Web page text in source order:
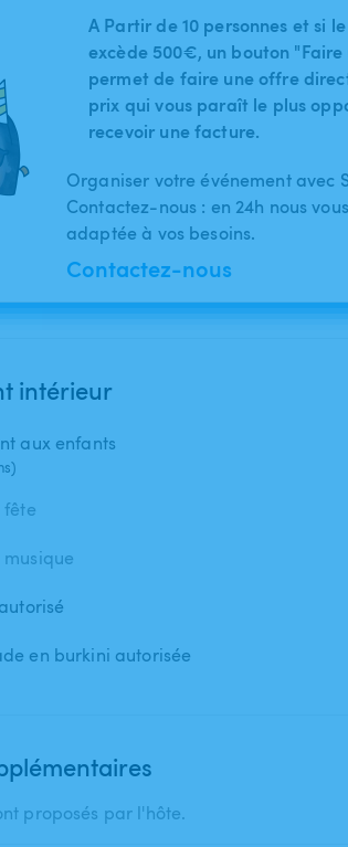
A Partir de 10 personnes et si
excède 500€, un bouton
permet de faire une offre
prix qui vous paraît le plus
recevoir une facture.
Organiser votre événement avec
Contactez-nous : en 24h nous
adaptée à vos besoins.
Contactez-nous
intérieur
aux enfants
fête
musique
en burkini autorisée
proposés par l'hôte.